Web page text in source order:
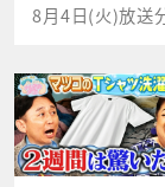
8月4日(火)放送